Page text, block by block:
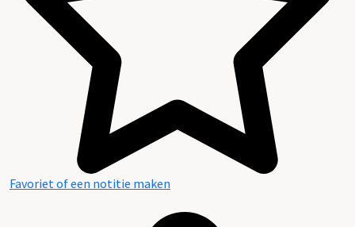
Favoriet of een notitie maken